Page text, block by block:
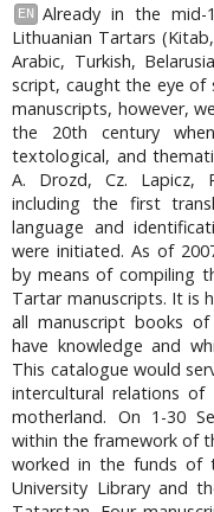
EN
Already in the
Lithuanian Tartars
Arabic, Turkish,
script, caught the eye of
manuscripts, however,
the 20th century
textological, and
A. Drozd, Cz. Lapicz,
including the first
language and
were initiated. As of
by means of compiling
Tartar manuscripts. It is
all manuscript books
have knowledge and
This catalogue would
intercultural relations
motherland. On 1-30
within the framework of
worked in the funds of
University Library and